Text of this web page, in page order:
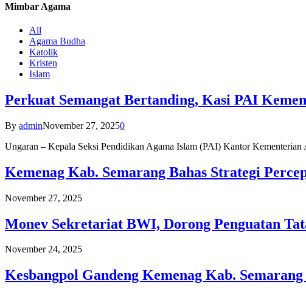
Mimbar Agama
All
Agama Budha
Katolik
Kristen
Islam
Perkuat Semangat Bertanding, Kasi PAI
By adminNovember 27, 20250
Ungaran – Kepala Seksi Pendidikan Agama Islam (PAI) Kantor
Kemenag Kab. Semarang Bahas Strategi
November 27, 2025
Monev Sekretariat BWI, Dorong Penguatan
November 24, 2025
Kesbangpol Gandeng Kemenag Kab.